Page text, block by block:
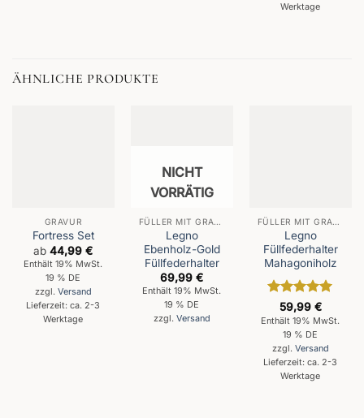
Werktage
ÄHNLICHE PRODUKTE
GRAVUR
Fortress Set
ab44,99€
Enthält 19% MwSt.
19 % DE
zzgl. Versand
Lieferzeit: ca. 2-3
Werktage
NICHT
VORRÄTIG
FÜLLER MIT GRAVUR
Legno
Ebenholz-Gold
Füllfederhalter
69,99€
Enthält 19% MwSt.
19 % DE
zzgl. Versand
FÜLLER MIT GRAVUR
Legno
Füllfederhalter
Mahagoniholz
Bewertet
mit5von
59,99 €
Enthält 19% MwSt.
19 % DE
zzgl. Versand
Lieferzeit: ca. 2-3
Werktage